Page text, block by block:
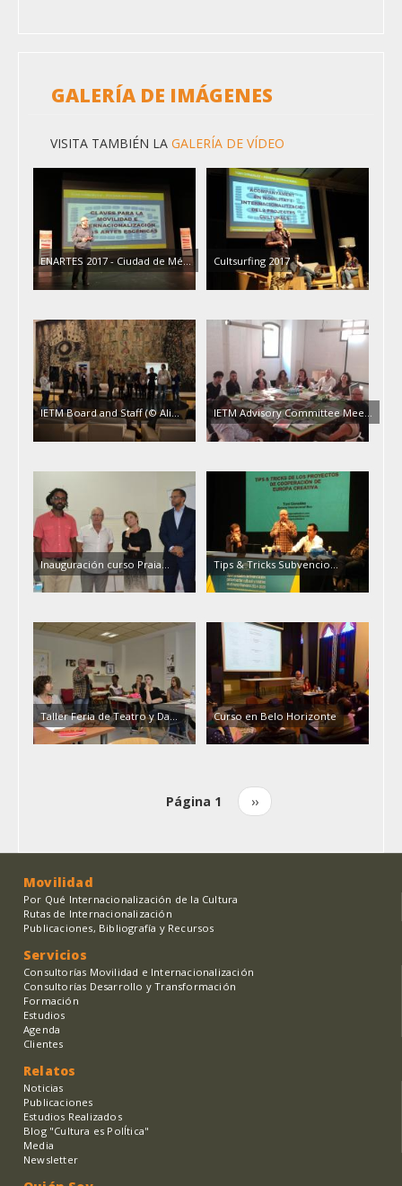
GALERÍA DE IMÁGENES
VISITA TAMBIÉN LA GALERÍA DE VÍDEO
ENARTES 2017 - Ciudad de Mé... Cultsurfing 2017
IETM Board and Staff (© Ali... IETM Advisory Committee Mee...
Inauguración curso Praia... Tips & Tricks Subvencio...
Taller Feria de Teatro y Da... Curso en Belo Horizonte
Página 1
Siguiente
página
››
Movilidad
Por Qué Internacionalización de la Cultura
Rutas de Internacionalización
Publicaciones, Bibliografía y Recursos
Servicios
Consultorías Movilidad e Internacionalización
Consultorías Desarrollo y Transformación
Formación
Estudios
Agenda
Clientes
Relatos
Noticias
Publicaciones
Estudios Realizados
Blog "Cultura es PolÍtica"
Media
Newsletter